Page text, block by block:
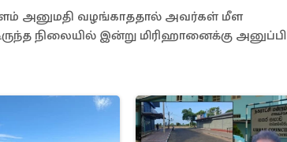
அனுமதி வழங்காததால் அவர்கள் மீள
நிலையில் இன்று மிரிஹானைக்கு அனுப்பி